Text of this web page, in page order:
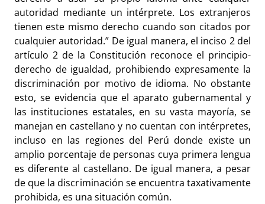
autoridad mediante un intérprete. Los extranjeros
tienen este mismo derecho cuando son citados por
cualquier autoridad.” De igual manera, el inciso 2 del
artículo 2 de la Constitución reconoce el principio-
derecho de igualdad, prohibiendo expresamente la
discriminación por motivo de idioma. No obstante
esto, se evidencia que el aparato gubernamental y
las instituciones estatales, en su vasta mayoría, se
manejan en castellano y no cuentan con intérpretes,
incluso en las regiones del Perú donde existe un
amplio porcentaje de personas cuya primera lengua
es diferente al castellano. De igual manera, a pesar
de que la discriminación se encuentra taxativamente
prohibida, es una situación común.